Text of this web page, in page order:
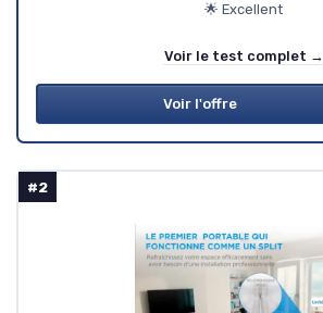
🌟 Excellent
Voir le test complet →
Voir l'offre
#2